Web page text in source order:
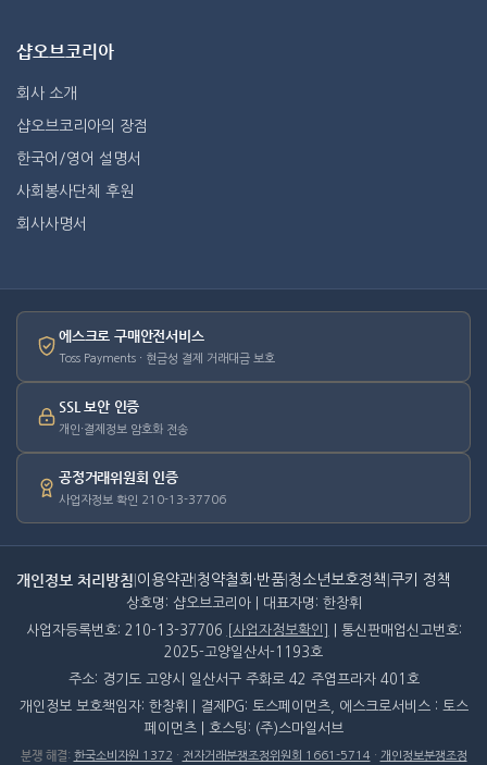
샵오브코리아
회사 소개
샵오브코리아의 장점
한국어/영어 설명서
사회봉사단체 후원
회사사명서
에스크로 구매안전서비스
Toss Payments · 현금성 결제 거래대금 보호
SSL 보안 인증
개인·결제정보 암호화 전송
공정거래위원회 인증
사업자정보 확인 210-13-37706
개인정보 처리방침 이용약관 청약철회·반품 청소년보호정책 쿠키 정책
상호명: 샵오브코리아 | 대표자명: 한창휘
사업자등록번호: 210-13-37706
[사업자정보확인]
| 통신판매업신고번호:
2025-고양일산서-1193호
주소: 경기도 고양시 일산서구 주화로 42 주엽프라자 401호
개인정보 보호책임자: 한창휘 | 결제PG: 토스페이먼츠, 에스크로서비스 : 토스
페이먼츠 | 호스팅: (주)스마일서브
분쟁 해결: 한국소비자원 1372 · 전자거래분쟁조정위원회 1661-5714 · 개인정보분쟁조정